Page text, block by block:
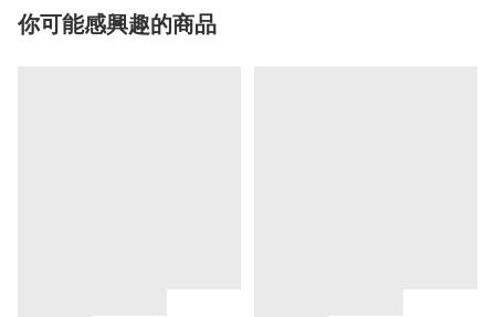
你可能感興趣的商品